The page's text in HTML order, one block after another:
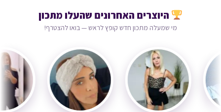
היוצרים האחרונים שהעלו מתכון
מי שמעלה מתכון חדש קופץ לראש — בואו להצטרף!